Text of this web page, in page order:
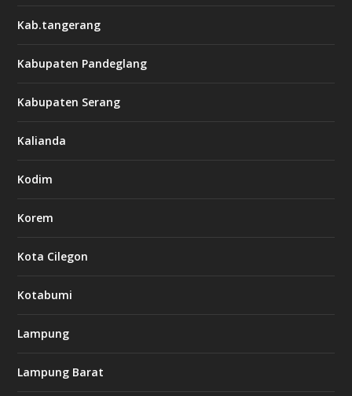
Kab.tangerang
Kabupaten Pandeglang
Kabupaten Serang
Kalianda
Kodim
Korem
Kota Cilegon
Kotabumi
Lampung
Lampung Barat